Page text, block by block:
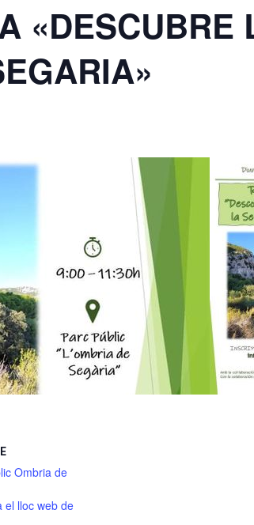
Ombria de
el lloc web de